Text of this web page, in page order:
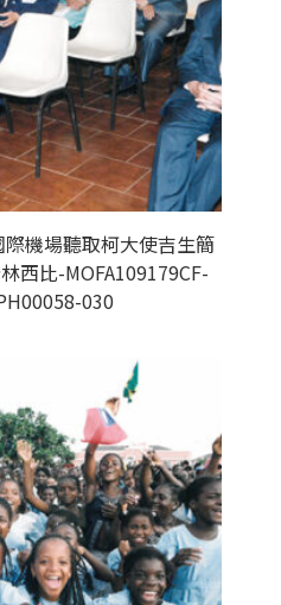
機場聽取柯大使吉生簡
西比-MOFA109179CF-
030